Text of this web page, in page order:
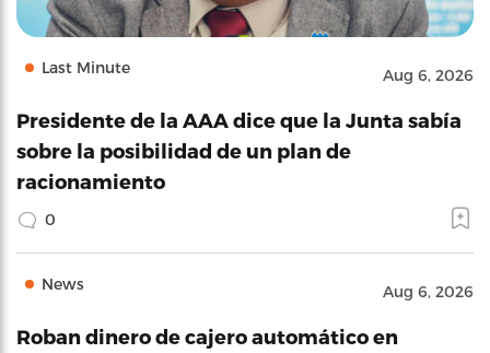
Last Minute Aug 6, 2026
Presidente de la AAA dice que la Junta sabía
sobre la posibilidad de un plan de
racionamiento
0
News Aug 6, 2026
Roban dinero de cajero automático en